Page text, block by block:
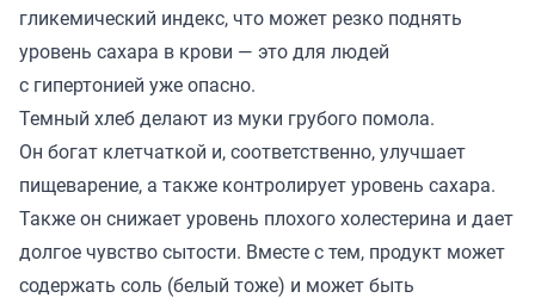
гликемический индекс, что может резко поднять
уровень сахара в крови — это для людей
с гипертонией уже опасно.
Темный хлеб делают из муки грубого помола.
Он богат клетчаткой и, соответственно, улучшает
пищеварение, а также контролирует уровень сахара.
Также он снижает уровень плохого холестерина и дает
долгое чувство сытости. Вместе с тем, продукт может
содержать соль (белый тоже) и может быть